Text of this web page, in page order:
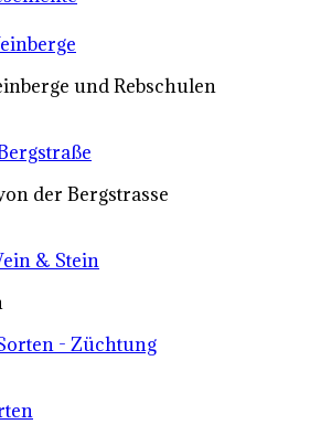
und Rebschulen
der Bergstrasse
& Stein
- Züchtung